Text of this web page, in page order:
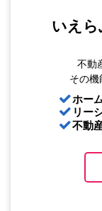
いえ
不動
その機
ホー
リー
不動